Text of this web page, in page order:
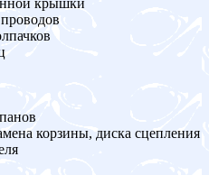
крышки
корзины, диска сцепления